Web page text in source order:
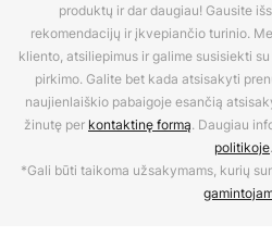
produktų ir dar daugiau! Gausite
rekomendacijų ir įkvepiančio turinio.
kliento, atsiliepimus ir galime susisiekti
pirkimo. Galite bet kada atsisakyti
naujienlaiškio pabaigoje esančią
žinutę per kontaktinę formą. Daugiau
politikoje.
*Gali būti taikoma užsakymams, kurių